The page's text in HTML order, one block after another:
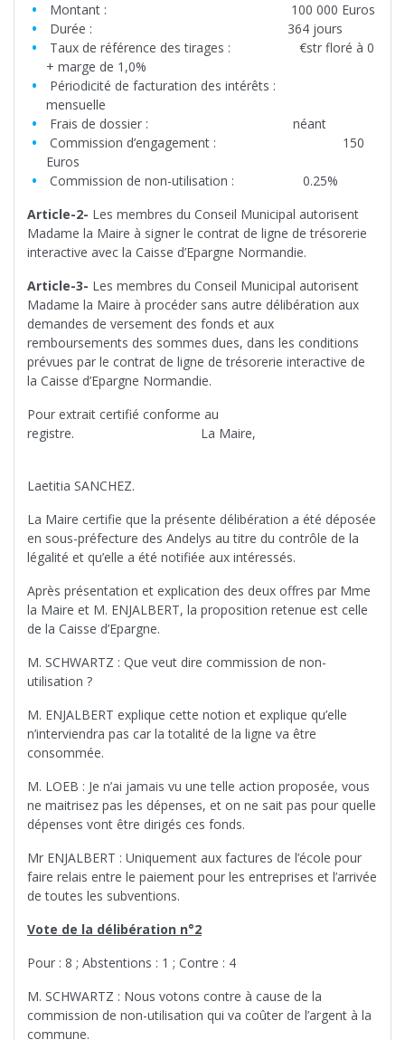
Montant : 100 000 Euros
Durée : 364 jours
Taux de référence des tirages : €str floré à 0
+ marge de 1,0%
Périodicité de facturation des intérêts :
mensuelle
Frais de dossier : néant
Commission d’engagement : 150
Euros
Commission de non-utilisation : 0.25%
Article-2- Les membres du Conseil Municipal autorisent
Madame la Maire à signer le contrat de ligne de trésorerie
interactive avec la Caisse d’Epargne Normandie.
Article-3- Les membres du Conseil Municipal autorisent
Madame la Maire à procéder sans autre délibération aux
demandes de versement des fonds et aux
remboursements des sommes dues, dans les conditions
prévues par le contrat de ligne de trésorerie interactive de
la Caisse d’Epargne Normandie.
Pour extrait certifié conforme au
registre. La Maire,
Laetitia SANCHEZ.
La Maire certifie que la présente délibération a été déposée
en sous-préfecture des Andelys au titre du contrôle de la
légalité et qu’elle a été notifiée aux intéressés.
Après présentation et explication des deux offres par Mme
la Maire et M. ENJALBERT, la proposition retenue est celle
de la Caisse d’Epargne.
M. SCHWARTZ : Que veut dire commission de non-
utilisation ?
M. ENJALBERT explique cette notion et explique qu’elle
n’interviendra pas car la totalité de la ligne va être
consommée.
M. LOEB : Je n’ai jamais vu une telle action proposée, vous
ne maitrisez pas les dépenses, et on ne sait pas pour quelle
dépenses vont être dirigés ces fonds.
Mr ENJALBERT : Uniquement aux factures de l’école pour
faire relais entre le paiement pour les entreprises et l’arrivée
de toutes les subventions.
Vote de la délibération n°2
Pour : 8 ; Abstentions : 1 ; Contre : 4
M. SCHWARTZ : Nous votons contre à cause de la
commission de non-utilisation qui va coûter de l’argent à la
commune.